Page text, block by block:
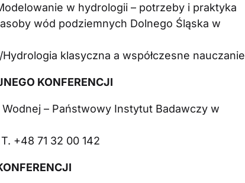
w hydrologii – potrzeby i praktyka
wód podziemnych Dolnego Śląska w
klasyczna a współczesne nauczanie
KONFERENCJI
– Państwowy Instytut Badawczy w
+48 71 32 00 142